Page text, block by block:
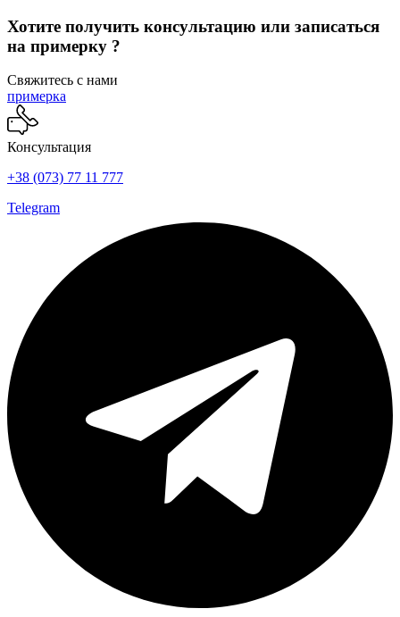
Хотите получить консультацию или записаться
на примерку ?
Свяжитесь с нами
примерка
Консультация
+38 (073) 77 11 777
Telegram